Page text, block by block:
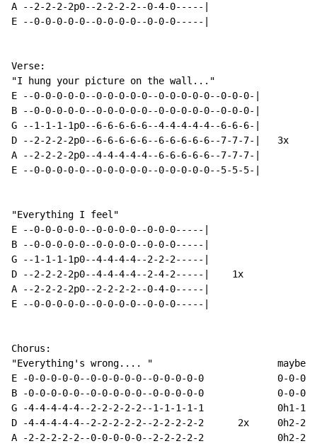
A --2-2-2-2p0--2-2-2-2--0-4-0-----|
E --0-0-0-0-0--0-0-0-0--0-0-0-----|
Verse:
"I hung your picture on the wall..."
E --0-0-0-0-0--0-0-0-0-0--0-0-0-0-0--0-0-0-|
B --0-0-0-0-0--0-0-0-0-0--0-0-0-0-0--0-0-0-|
G --1-1-1-1p0--6-6-6-6-6--4-4-4-4-4--6-6-6-|
D --2-2-2-2p0--6-6-6-6-6--6-6-6-6-6--7-7-7-|   3x
A --2-2-2-2p0--4-4-4-4-4--6-6-6-6-6--7-7-7-|
E --0-0-0-0-0--0-0-0-0-0--0-0-0-0-0--5-5-5-|
"Everything I feel"
E --0-0-0-0-0--0-0-0-0--0-0-0-----|
B --0-0-0-0-0--0-0-0-0--0-0-0-----|
G --1-1-1-1p0--4-4-4-4--2-2-2-----|
D --2-2-2-2p0--4-4-4-4--2-4-2-----|    1x
A --2-2-2-2p0--2-2-2-2--0-4-0-----|
E --0-0-0-0-0--0-0-0-0--0-0-0-----|
Chorus:
"Everything's wrong.... "                      maybe
E -0-0-0-0-0--0-0-0-0-0--0-0-0-0-0             0-0-0-
B -0-0-0-0-0--0-0-0-0-0--0-0-0-0-0             0-0-0-
G -4-4-4-4-4--2-2-2-2-2--1-1-1-1-1             0h1-1-
D -4-4-4-4-4--2-2-2-2-2--2-2-2-2-2      2x     0h2-2-
A -2-2-2-2-2--0-0-0-0-0--2-2-2-2-2             0h2-2-